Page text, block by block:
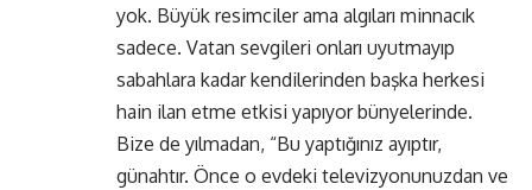
yok. Büyük resimciler ama algıları minnacık
sadece. Vatan sevgileri onları uyutmayıp
sabahlara kadar kendilerinden başka herkesi
hain ilan etme etkisi yapıyor bünyelerinde.
Bize de yılmadan, “Bu yaptığınız ayıptır,
günahtır. Önce o evdeki televizyonunuzdan ve